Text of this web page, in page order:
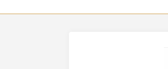
Eventi e noleggi